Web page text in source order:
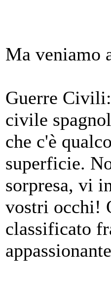
Ma veniamo
Guerre
civile
che c'è
superficie.
sorpresa, vi
vostri occhi!
classificato